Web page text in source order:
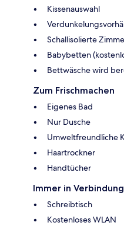
Kissenauswahl
Schallisolierte
Babybetten
Bettwäsche wird
Zum Frischmachen
Eigenes Bad
Nur Dusche
Umweltfreundliche
Haartrockner
Handtücher
Immer in
Schreibtisch
Kostenloses WLAN